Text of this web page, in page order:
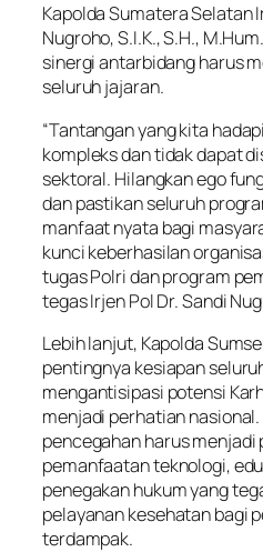
Kapolda Sumatera Selatan
Nugroho, S.I.K., S.H.,
sinergi antarbidang harus
seluruh jajaran.
“Tantangan yang kita
kompleks dan tidak dapat
sektoral. Hilangkan ego
dan pastikan seluruh
manfaat nyata bagi
kunci keberhasilan
tugas Polri dan program
tegas Irjen Pol Dr. Sandi
Lebih lanjut, Kapolda
pentingnya kesiapan
mengantisipasi potensi
menjadi perhatian
pencegahan harus
pemanfaatan teknologi,
penegakan hukum yang
pelayanan kesehatan bagi
terdampak.